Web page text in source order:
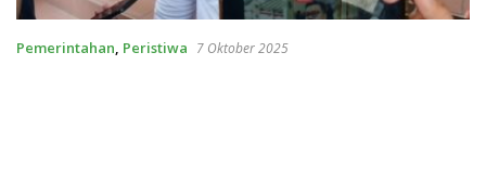
Pemerintahan, Peristiwa 7 Oktober 2025